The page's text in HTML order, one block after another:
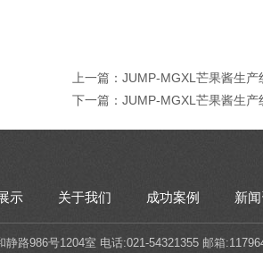
上一篇： JUMP-MGXL芒果酱生产
下一篇： JUMP-MGXL芒果酱生产
示 关于我们 成功案例 新
路986号1204室 电话:021-54321355 邮箱